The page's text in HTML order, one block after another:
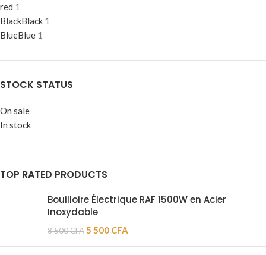
red 1
BlackBlack 1
BlueBlue 1
STOCK STATUS
On sale
In stock
TOP RATED PRODUCTS
Bouilloire Électrique RAF 1500W en Acier
Inoxydable
8 500CFA5 500 CFA